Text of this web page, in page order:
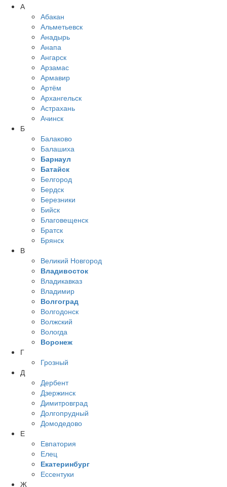
А
Абакан
Альметьевск
Анадырь
Анапа
Ангарск
Арзамас
Армавир
Артём
Архангельск
Астрахань
Ачинск
Б
Балаково
Балашиха
Барнаул
Батайск
Белгород
Бердск
Березники
Бийск
Благовещенск
Братск
Брянск
В
Великий Новгород
Владивосток
Владикавказ
Владимир
Волгоград
Волгодонск
Волжский
Вологда
Воронеж
Г
Грозный
Д
Дербент
Дзержинск
Димитровград
Долгопрудный
Домодедово
Е
Евпатория
Елец
Екатеринбург
Ессентуки
Ж